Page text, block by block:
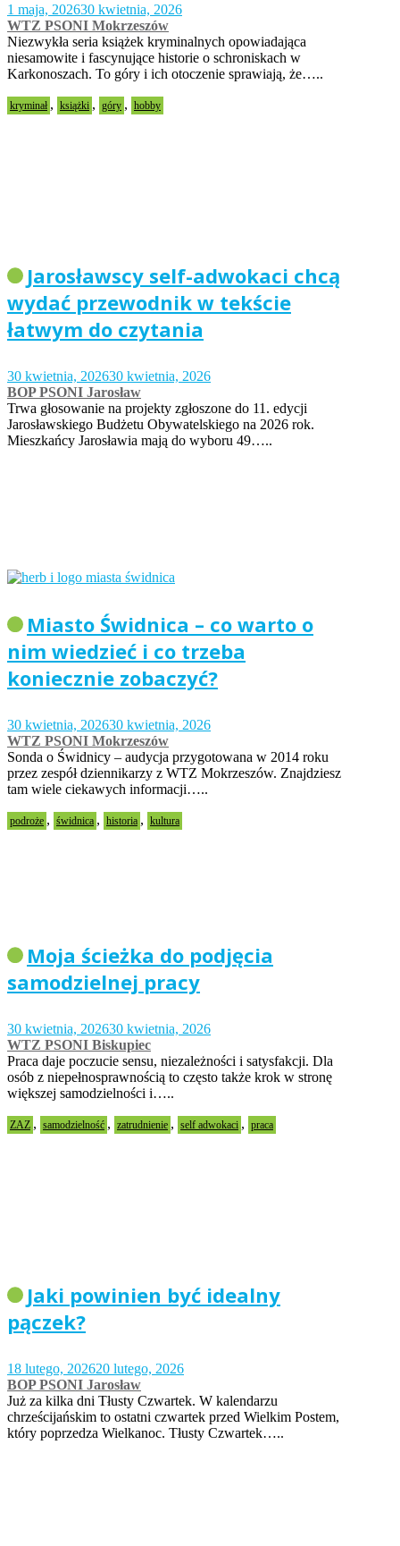
1 maja, 202630 kwietnia, 2026
WTZ PSONI Mokrzeszów
Niezwykła seria książek kryminalnych opowiadająca
niesamowite i fascynujące historie o schroniskach w
Karkonoszach. To góry i ich otoczenie sprawiają, że…..
kryminał , książki , góry , hobby
Jarosławscy self-adwokaci chcą
wydać przewodnik w tekście
łatwym do czytania
30 kwietnia, 202630 kwietnia, 2026
BOP PSONI Jarosław
Trwa głosowanie na projekty zgłoszone do 11. edycji
Jarosławskiego Budżetu Obywatelskiego na 2026 rok.
Mieszkańcy Jarosławia mają do wyboru 49…..
Miasto Świdnica – co warto o
nim wiedzieć i co trzeba
koniecznie zobaczyć?
30 kwietnia, 202630 kwietnia, 2026
WTZ PSONI Mokrzeszów
Sonda o Świdnicy – audycja przygotowana w 2014 roku
przez zespół dziennikarzy z WTZ Mokrzeszów. Znajdziesz
tam wiele ciekawych informacji…..
podroże , świdnica , historia , kultura
Moja ścieżka do podjęcia
samodzielnej pracy
30 kwietnia, 202630 kwietnia, 2026
WTZ PSONI Biskupiec
Praca daje poczucie sensu, niezależności i satysfakcji. Dla
osób z niepełnosprawnością to często także krok w stronę
większej samodzielności i…..
ZAZ , samodzielność , zatrudnienie , self adwokaci , praca
Jaki powinien być idealny
pączek?
18 lutego, 202620 lutego, 2026
BOP PSONI Jarosław
Już za kilka dni Tłusty Czwartek. W kalendarzu
chrześcijańskim to ostatni czwartek przed Wielkim Postem,
który poprzedza Wielkanoc. Tłusty Czwartek…..